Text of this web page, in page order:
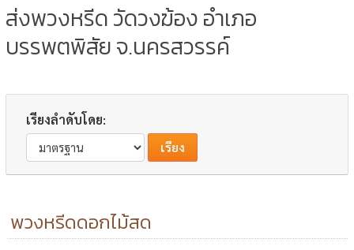
ส่งพวงหรีด วัดวงฆ้อง อำเภอ
บรรพตพิสัย จ.นครสวรรค์
เรียงลำดับโดย:
พวงหรีดดอกไม้สด